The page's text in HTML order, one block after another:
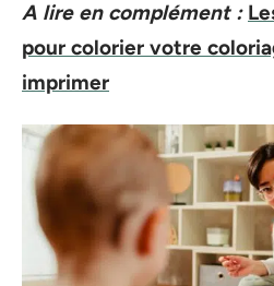
A lire en complément :
pour colorier votre
imprimer